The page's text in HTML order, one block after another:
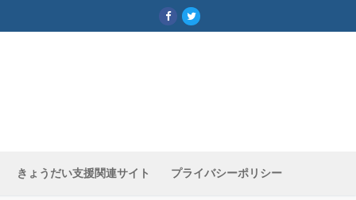
きょうだい支援関連サイト プライバシーポリシー